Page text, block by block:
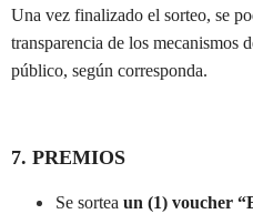
Una vez finalizado el sorteo, se
transparencia de los mecanismos
público, según corresponda.
7. PREMIOS
Se sortea un (1) voucher